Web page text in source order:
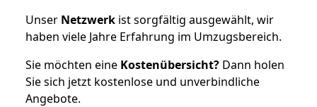
Unser Netzwerk ist sorgfältig ausgewählt, wir
haben viele Jahre Erfahrung im Umzugsbereich.
Sie möchten eine Kostenübersicht? Dann holen
Sie sich jetzt kostenlose und unverbindliche
Angebote.